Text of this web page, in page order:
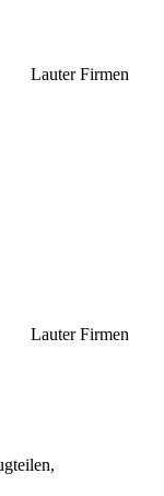
Lauter Firmen
Lauter Firmen